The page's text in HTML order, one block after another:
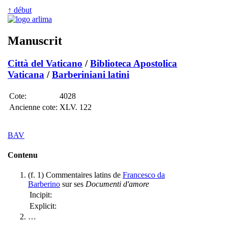
↑ début
Manuscrit
Città del Vaticano /Biblioteca Apostolica
Vaticana /Barberiniani latini
Cote:
4028
Ancienne cote: XLV. 122
BAV
Contenu
(f. 1) Commentaires latins de Francesco da
Barberino sur ses Documenti d'amore
Incipit:
Explicit:
…